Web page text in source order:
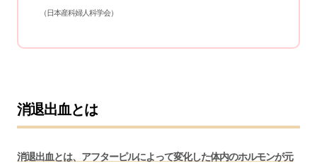
（⽇本産科婦⼈科学会）
消退出血とは
消退出血とは、アフターピルによって変化した体内のホルモンが元